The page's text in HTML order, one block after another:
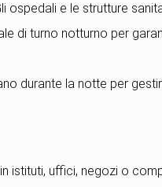
ospedali e le strutture
di turno notturno per
durante la notte per
istituti, uffici, negozi o